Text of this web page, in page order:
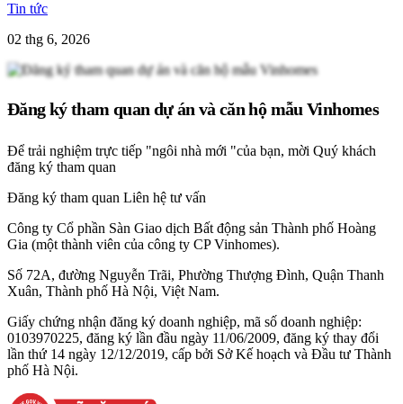
Tin tức
02 thg 6, 2026
Đăng ký tham quan dự án và căn hộ mẫu Vinhomes
Để trải nghiệm trực tiếp "ngôi nhà mới "của bạn, mời Quý khách
đăng ký tham quan
Đăng ký tham quan Liên hệ tư vấn
Công ty Cổ phần Sàn Giao dịch Bất động sản Thành phố Hoàng
Gia (một thành viên của công ty CP Vinhomes).
Số 72A, đường Nguyễn Trãi, Phường Thượng Đình, Quận Thanh
Xuân, Thành phố Hà Nội, Việt Nam.
Giấy chứng nhận đăng ký doanh nghiệp, mã số doanh nghiệp:
0103970225, đăng ký lần đầu ngày 11/06/2009, đăng ký thay đổi
lần thứ 14 ngày 12/12/2019, cấp bởi Sở Kế hoạch và Đầu tư Thành
phố Hà Nội.